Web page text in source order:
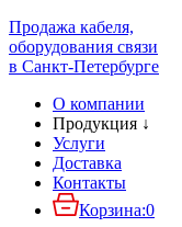
Продажа кабеля,
оборудования связи
в Санкт-Петербурге
О компании
Продукция ↓
Услуги
Доставка
Контакты
Корзина:0